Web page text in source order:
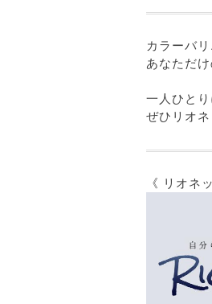
カラーバ
あなただ
一人ひと
ぜひリオ
《 リオネ